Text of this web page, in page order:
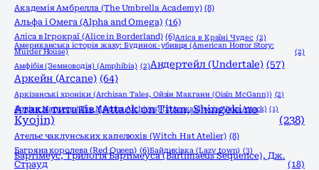
Академія Амбрелла (The Umbrella Academy) (8)
Альфа і Омега (Alpha and Omega) (16)
Аліса в Ігрокраї (Alice in Borderland) (6)Аліса в Країні Чудес (2)
Американська історія жаху: Будинок-убивця (American Horror Story:
Murder House)
(2)
Амфібія (Земноводія) (Amphibia) (2)Андертейл (Undertale) (57)
Аркейн (Arcane) (64)
Аркізанські хроніки (Archisan Tales, Ойзін Макганн (Oisín McGann)) (2)
Архіви Маґнуса (The Magnus Archives) (2)Атака вірусів (Virus Attack) (1)
Атака титанів (Attack on Titan, Shingeki no
Kyojin)
(238)
Ательє чаклунських капелюхів (Witch Hat Atelier) (8)
Багряна королева (Red Queen) (6)Байдиківка (Lazy town) (3)
Бартімеус, Трилогія Бартімеуса (Bartimaeus Sequence), Дж.
Страуд
(18)